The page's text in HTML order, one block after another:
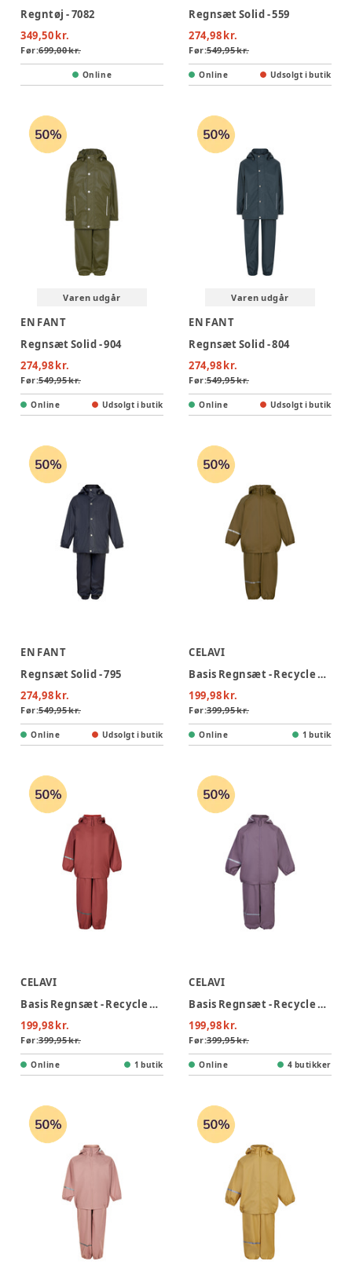
Regntøj - 7082
349,50 kr.
Før:699,00 kr.
Online
Regnsæt Solid - 559
274,98 kr.
Før:549,95 kr.
Online Udsolgt i butik
Varen udgår
EN FANT
Regnsæt Solid - 904
274,98 kr.
Før:549,95 kr.
Online Udsolgt i butik
Varen udgår
EN FANT
Regnsæt Solid - 804
274,98 kr.
Før:549,95 kr.
Online Udsolgt i butik
EN FANT
Regnsæt Solid - 795
274,98 kr.
Før:549,95 kr.
Online Udsolgt i butik
CELAVI
Basis Regnsæt - Recycle PU - 998
199,98 kr.
Før:399,95 kr.
Online 1 butik
CELAVI
Basis Regnsæt - Recycle PU - 413
199,98 kr.
Før:399,95 kr.
Online 1 butik
CELAVI
Basis Regnsæt - Recycle PU - 652
199,98 kr.
Før:399,95 kr.
Online 4 butikker